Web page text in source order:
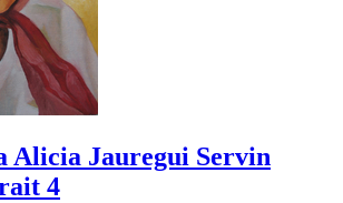
Alicia Jauregui Servin
4